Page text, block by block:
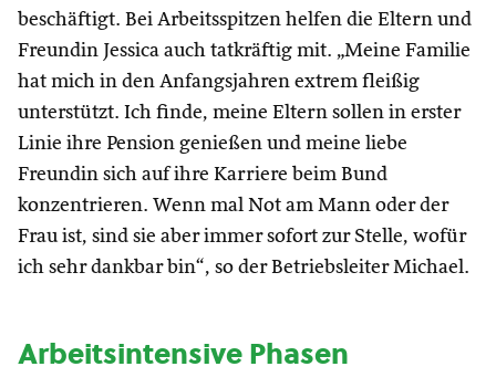
beschäftigt. Bei Arbeitsspitzen helfen die Eltern und
Freundin Jessica auch tatkräftig mit. „Meine Familie
hat mich in den Anfangsjahren extrem fleißig
unterstützt. Ich finde, meine Eltern sollen in erster
Linie ihre Pension genießen und meine liebe
Freundin sich auf ihre Karriere beim Bund
konzentrieren. Wenn mal Not am Mann oder der
Frau ist, sind sie aber immer sofort zur Stelle, wofür
ich sehr dankbar bin“, so der Betriebsleiter Michael.
Arbeitsintensive Phasen